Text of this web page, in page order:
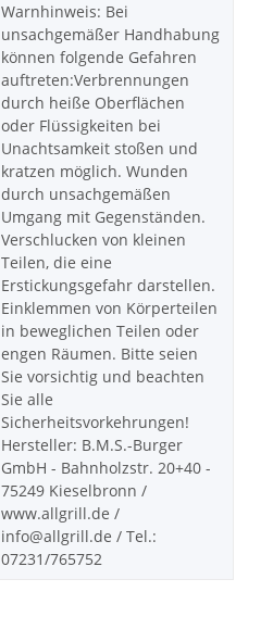
Warnhinweis: Bei
unsachgemäßer Handhabung
können folgende Gefahren
auftreten:Verbrennungen
durch heiße Oberflächen
oder Flüssigkeiten bei
Unachtsamkeit stoßen und
kratzen möglich. Wunden
durch unsachgemäßen
Umgang mit Gegenständen.
Verschlucken von kleinen
Teilen, die eine
Erstickungsgefahr darstellen.
Einklemmen von Körperteilen
in beweglichen Teilen oder
engen Räumen. Bitte seien
Sie vorsichtig und beachten
Sie alle
Sicherheitsvorkehrungen!
Hersteller: B.M.S.-Burger
GmbH - Bahnholzstr. 20+40 -
75249 Kieselbronn /
www.allgrill.de /
info@allgrill.de / Tel.:
07231/765752